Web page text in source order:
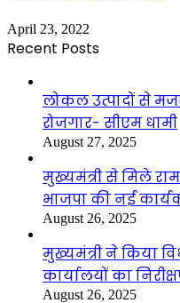
April 23, 2022
Recent Posts
लोकल उत्पादों से
रोजगार- सीएम धामी
August 27, 2025
मुख्यमंत्री से मिले
भाजपा की नई
August 26, 2025
मुख्यमंत्री ने किया
कार्यालयों का
August 26, 2025